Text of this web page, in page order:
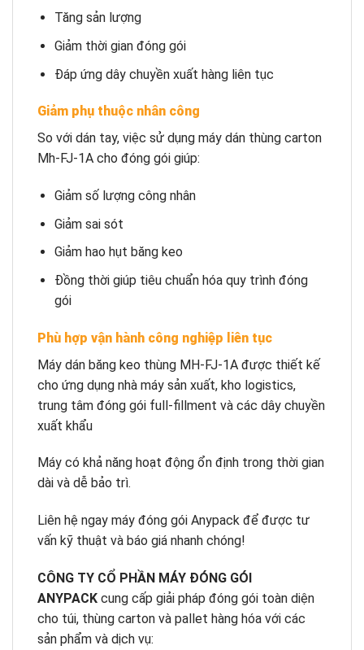
Tăng sản lượng
Giảm thời gian đóng gói
Đáp ứng dây chuyền xuất hàng liên tục
Giảm phụ thuộc nhân công
So với dán tay, việc sử dụng máy dán thùng carton
Mh-FJ-1A cho đóng gói giúp:
Giảm số lượng công nhân
Giảm sai sót
Giảm hao hụt băng keo
Đồng thời giúp tiêu chuẩn hóa quy trình đóng
gói
Phù hợp vận hành công nghiệp liên tục
Máy dán băng keo thùng MH-FJ-1A được thiết kế
cho ứng dụng nhà máy sản xuất, kho logistics,
trung tâm đóng gói full-fillment và các dây chuyền
xuất khẩu
Máy có khả năng hoạt động ổn định trong thời gian
dài và dễ bảo trì.
Liên hệ ngay máy đóng gói Anypack để được tư
vấn kỹ thuật và báo giá nhanh chóng!
CÔNG TY CỔ PHẦN MÁY ĐÓNG GÓI
ANYPACK cung cấp giải pháp đóng gói toàn diện
cho túi, thùng carton và pallet hàng hóa với các
sản phẩm và dịch vụ: